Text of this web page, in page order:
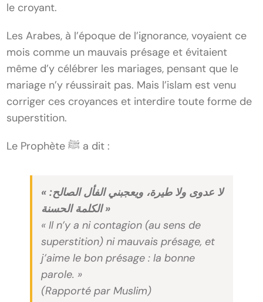
le croyant.
Les Arabes, à l’époque de l’ignorance, voyaient ce
mois comme un mauvais présage et évitaient
même d’y célébrer les mariages, pensant que le
mariage n’y réussirait pas. Mais l’islam est venu
corriger ces croyances et interdire toute forme de
superstition.
Le Prophète ﷺ a dit :
« لا عدوى ولا طيرة، ويعجبني الفأل الصالح:
الكلمة الحسنة »
« Il n’y a ni contagion (au sens de
superstition) ni mauvais présage, et
j’aime le bon présage : la bonne
parole. »
(Rapporté par Muslim)